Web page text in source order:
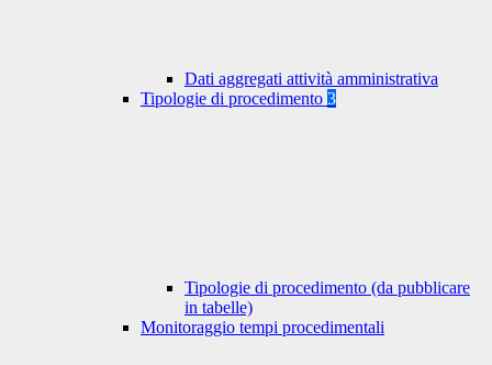
Dati aggregati attività amministrativa
Tipologie di procedimento 3
Tipologie di procedimento (da pubblicare
in tabelle)
Monitoraggio tempi procedimentali